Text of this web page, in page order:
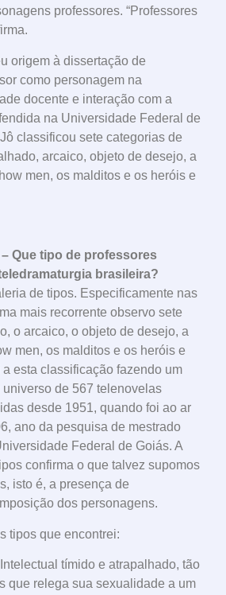
professores. “Professores
origem à dissertação de
como personagem na
docente e interação com a
na Universidade Federal de
classificou sete categorias de
arcaico, objeto de desejo, a
men, os malditos e os heróis e
Que tipo de professores
brasileira?
de tipos. Especificamente nas
mais recorrente observo sete
o arcaico, o objeto de desejo, a
men, os malditos e os heróis e
esta classificação fazendo um
universo de 567 telenovelas
desde 1951, quando foi ao ar
ano da pesquisa de mestrado
Federal de Goiás. A
confirma o que talvez supomos
isto é, a presença de
dos personagens.
tipos que encontrei:
tímido e atrapalhado, tão
que relega sua sexualidade a um